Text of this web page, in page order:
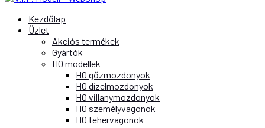
Kezdőlap
Üzlet
Akciós termékek
Gyártók
H0 modellek
H0 gőzmozdonyok
H0 dízelmozdonyok
H0 villanymozdonyok
H0 személyvagonok
H0 tehervagonok